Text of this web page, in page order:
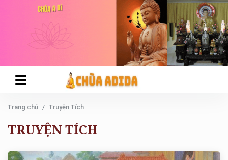
Trang chủ Truyện Tích
TRUYỆN TÍCH